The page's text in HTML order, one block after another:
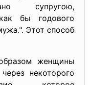
супругою,
бы годового
Этот способ
женщины
некоторого